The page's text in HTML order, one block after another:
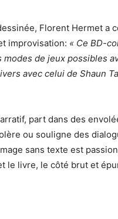
Florent Hermet a
improvisation: « Ce BD-
modes de jeux possibles
avec celui de Shaun
part dans des
ou souligne des
sans texte est
le livre, le côté brut et